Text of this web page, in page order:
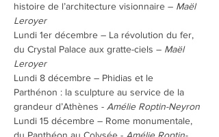
histoire de l’architecture visionnaire – Maël
Leroyer
Lundi 1er décembre – La révolution du fer,
du Crystal Palace aux gratte-ciels – Maël
Leroyer
Lundi 8 décembre – Phidias et le
Parthénon : la sculpture au service de la
grandeur d’Athènes - Amélie Roptin-Neyron
Lundi 15 décembre – Rome monumentale,